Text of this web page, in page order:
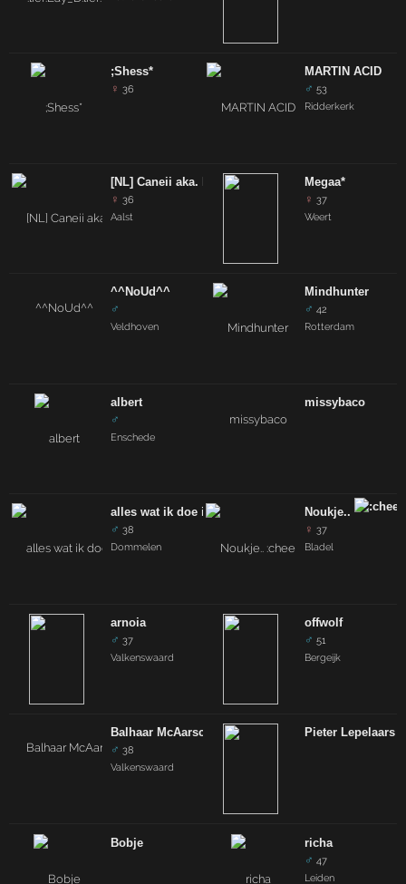
;Shess*
♀ 36
[NL] Caneii aka. Kim [NL]
♀ 36
Aalst
^^NoUd^^
♂
Veldhoven
albert
♂
Enschede
alles wat ik doe is toch wel leuk!
♂ 38
Dommelen
arnoia
♂ 37
Valkenswaard
Balhaar McAarsch
♂ 38
Valkenswaard
Bobje
MARTIN ACID
♂ 53
Ridderkerk
Megaa*
♀ 37
Weert
Mindhunter
♂ 42
Rotterdam
missybaco
Noukje..
♀ 37
Bladel
offwolf
♂ 51
Bergeijk
Pieter Lepelaars
richa
♂ 47
Leiden